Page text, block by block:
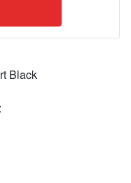
Black